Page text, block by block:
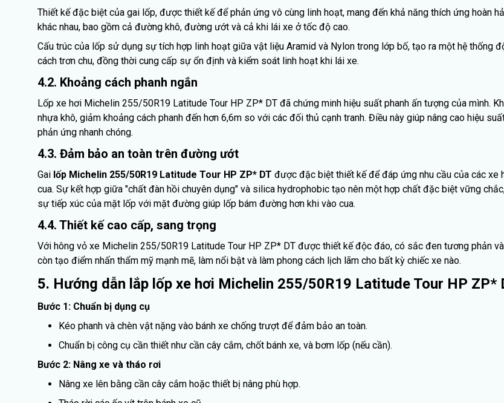
Thiết kế đặc biệt của gai lốp, được thiết kế để phản ứng vô cùng linh hoạt, mang đến khả năng thích ứng hoàn
khác nhau, bao gồm cả đường khô, đường ướt và cả khi lái xe ở tốc độ cao.
Cấu trúc của lốp sử dụng sự tích hợp linh hoạt giữa vật liệu Aramid và Nylon trong lớp bố, tạo ra một hệ thống
cách trơn chu, đồng thời cung cấp sự ổn định và kiểm soát linh hoạt khi lái xe.
4.2. Khoảng cách phanh ngắn
Lốp xe hơi Michelin 255/50R19 Latitude Tour HP ZP* DT đã chứng minh hiệu suất phanh ấn tượng của mình.
nhựa khô, giảm khoảng cách phanh đến hơn 6,6m so với các đối thủ cạnh tranh. Điều này giúp nâng cao hiệu
phản ứng nhanh chóng.
4.3. Đảm bảo an toàn trên đường ướt
Gai lốp Michelin 255/50R19 Latitude Tour HP ZP* DT được đặc biệt thiết kế để đáp ứng nhu cầu của các
cua. Sự kết hợp giữa "chất đàn hồi chuyên dụng" và silica hydrophobic tạo nên một hợp chất đặc biệt vững
sự tiếp xúc của mặt lốp với mặt đường giúp lốp bám đường hơn khi vào cua.
4.4. Thiết kế cao cấp, sang trọng
Với hông vỏ xe Michelin 255/50R19 Latitude Tour HP ZP* DT được thiết kế độc đáo, có sắc đen tương phản
còn tạo điểm nhấn thẩm mỹ mạnh mẽ, làm nổi bật và làm phong cách lịch lãm cho bất kỳ chiếc xe nào.
5. Hướng dẫn lắp lốp xe hơi Michelin 255/50R19 Latitude Tour HP ZP*
Bước 1: Chuẩn bị dụng cụ
Kéo phanh và chèn vật nặng vào bánh xe chống trượt để đảm bảo an toàn.
Chuẩn bị công cụ cần thiết như cần cây cắm, chốt bánh xe, và bơm lốp (nếu cần).
Bước 2: Nâng xe và tháo rơi
Nâng xe lên bằng cần cây cắm hoặc thiết bị nâng phù hợp.